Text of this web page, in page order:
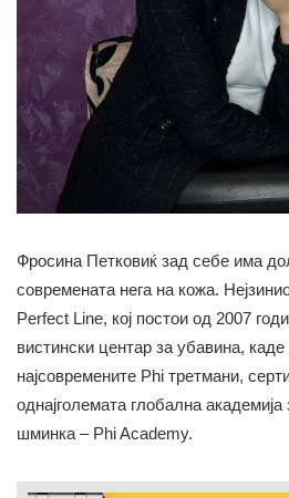
Фросина Пeтковиќ зад себе има
современата нега на кожа.
Perfect Line, кој постои од 2007
вистински центар за убавина,
најсовремените Phi третмани,
однајголемата глобална академија
шминка – Phi Academy.